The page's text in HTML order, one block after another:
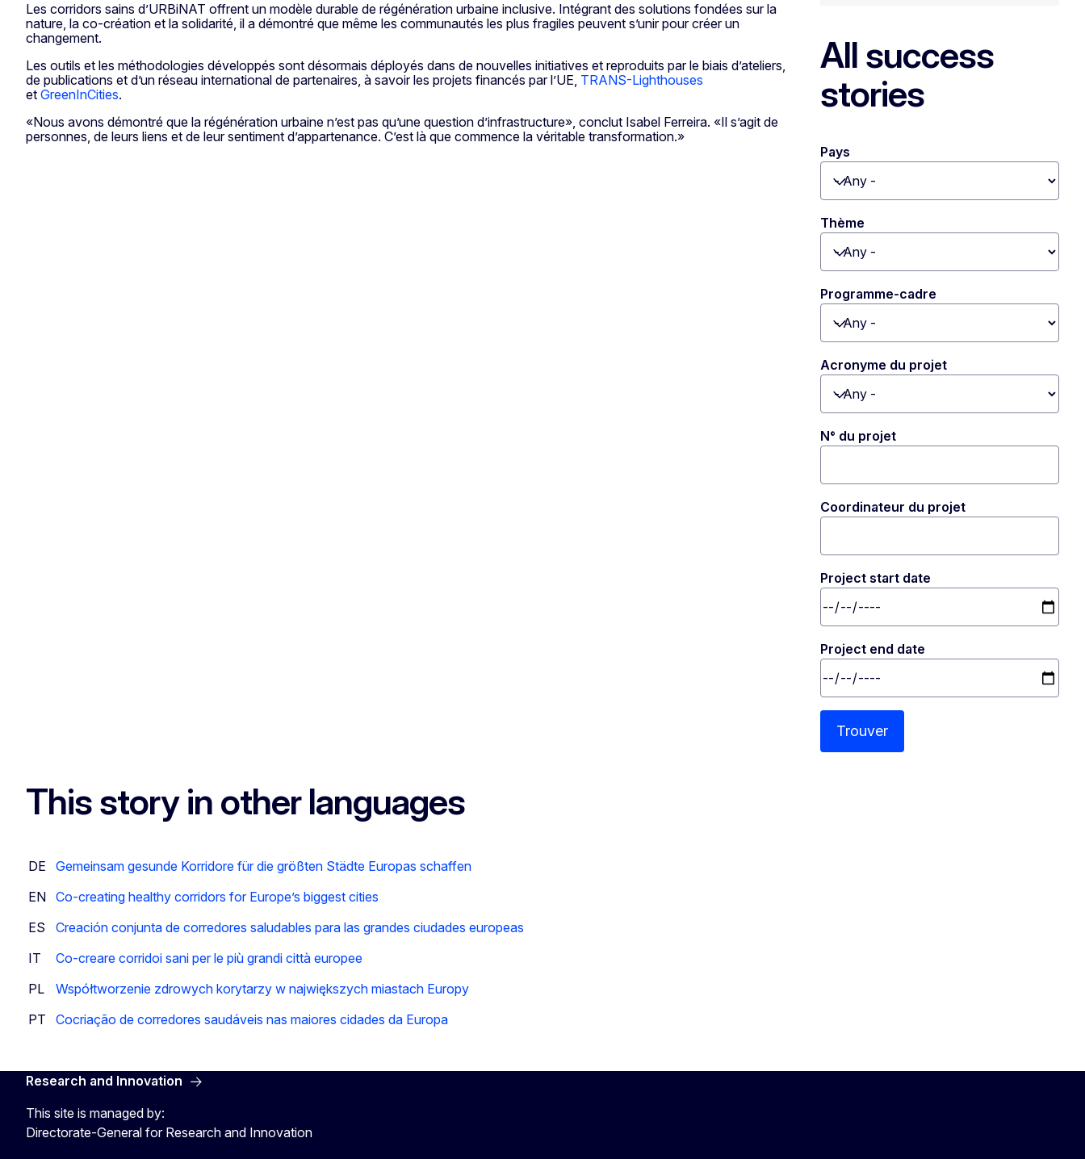
Les corridors sains d’URBiNAT offrent un modèle durable de régénération urbaine inclusive. Intégrant des solutions fondées sur la
nature, la co-création et la solidarité, il a démontré que même les communautés les plus fragiles peuvent s’unir pour créer un
changement.
Les outils et les méthodologies développés sont désormais déployés dans de nouvelles initiatives et reproduits par le biais d’ateliers,
de publications et d’un réseau international de partenaires, à savoir les projets financés par l’UE, TRANS-Lighthouses
et GreenInCities.
«Nous avons démontré que la régénération urbaine n’est pas qu’une question d’infrastructure», conclut Isabel Ferreira. «Il s’agit de
personnes, de leurs liens et de leur sentiment d’appartenance. C’est là que commence la véritable transformation.»
All success
stories
Pays
Toggle dropdown
Thème
Toggle dropdown
Programme-cadre
Toggle dropdown
Acronyme du projet
Toggle dropdown
N° du projet
Coordinateur du projet
Project start date
Project end date
Trouver
This story in other languages
DE
Gemeinsam gesunde Korridore für die größten Städte Europas schaffen
EN Co-creating healthy corridors for Europe’s biggest cities
ES
Creación conjunta de corredores saludables para las grandes ciudades europeas
IT
Co-creare corridoi sani per le più grandi città europee
PL
Współtworzenie zdrowych korytarzy w największych miastach Europy
PT
Cocriação de corredores saudáveis nas maiores cidades da Europa
Research and Innovation
This site is managed by:
Directorate-General for Research and Innovation